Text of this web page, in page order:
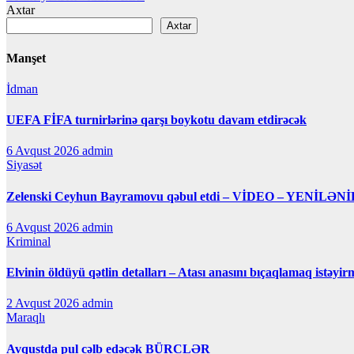
naviqasiyası
Axtar
Axtar
Manşet
İdman
UEFA FİFA turnirlərinə qarşı boykotu davam etdirəcək
6 Avqust 2026 admin
Siyasət
Zelenski Ceyhun Bayramovu qəbul etdi – VİDEO –
6 Avqust 2026 admin
Kriminal
Elvinin öldüyü qətlin detalları – Atası anasını bıçaqlamaq
2 Avqust 2026 admin
Maraqlı
Avqustda pul cəlb edəcək BÜRCLƏR